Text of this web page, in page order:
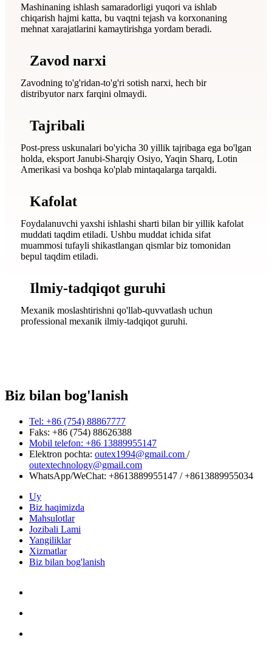
Mashinaning ishlash samaradorligi yuqori va ishlab
chiqarish hajmi katta, bu vaqtni tejash va korxonaning
mehnat xarajatlarini kamaytirishga yordam beradi.
Zavod narxi
Zavodning to'g'ridan-to'g'ri sotish narxi, hech bir
distribyutor narx farqini olmaydi.
Tajribali
Post-press uskunalari bo'yicha 30 yillik tajribaga ega bo'lgan
holda, eksport Janubi-Sharqiy Osiyo, Yaqin Sharq, Lotin
Amerikasi va boshqa ko'plab mintaqalarga tarqaldi.
Kafolat
Foydalanuvchi yaxshi ishlashi sharti bilan bir yillik kafolat
muddati taqdim etiladi. Ushbu muddat ichida sifat
muammosi tufayli shikastlangan qismlar biz tomonidan
bepul taqdim etiladi.
Ilmiy-tadqiqot guruhi
Mexanik moslashtirishni qo'llab-quvvatlash uchun
professional mexanik ilmiy-tadqiqot guruhi.
Biz bilan bog'lanish
Tel: +86 (754) 88867777
Faks: +86 (754) 88626388
Mobil telefon: +86 13889955147
Elektron pochta: outex1994@gmail.com /
outextechnology@gmail.com
WhatsApp/WeChat: +8613889955147 / +8613889955034
Uy
Biz haqimizda
Mahsulotlar
Jozibali Lami
Yangiliklar
Xizmatlar
Biz bilan bog'lanish